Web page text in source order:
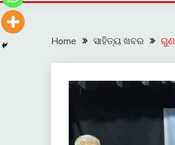
Home ସାହିତ୍ୟ ଖବର